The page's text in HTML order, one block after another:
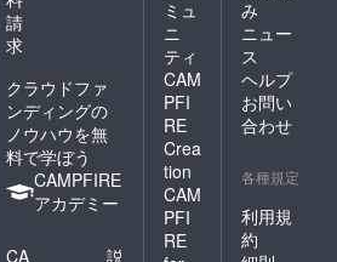
効期限
は伸び
ており
ます。
請
求
クラウドファ
ンディングの
ノウハウを無
料で学ぼう
CAMPFIRE
アカデミー
CA
説
ミュ
ニ
ティ
CAM
PFI
RE
Crea
tion
CAM
PFI
RE
み
ニュー
ス
ヘルプ
お問い
合わせ
各種規定
利用規
約